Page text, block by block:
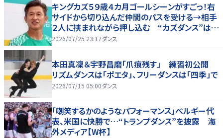
キングカズ５９歳４カ月ゴールシーンがすごっ！右
サイドから切り込んだ仲間のパスを受ける→相手
２人に挟まれながら押し込む “カズダンス”はせ
ず
2026/07/25 23:17ダンス
本田真凜＆宇野昌磨「爪痕残す」 練習初公開
リズムダンスは「ポエタ」、フリーダンスは「四季」で
2026/07/15 05:00ダンス
「嘲笑するかのようなパフォーマンス」ベルギー代
表、米国に快勝で…“トランプダンス”を披露 海
外メディア【W杯】